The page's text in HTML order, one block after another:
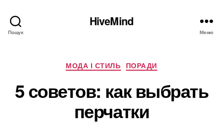
Пошук
HiveMind
Меню
Категорії
МОДА І СТИЛЬ ПОРАДИ
5 советов: как выбрать
перчатки